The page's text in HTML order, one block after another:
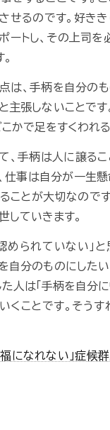
せるのです。好きき
ートし、その上司を
は、手柄を自分のも
と主張しないことで
かで足をすくわれる
、手柄は人に譲るこ
仕事は自分が一生懸
ことが大切なのです
していきます。
められていない」と
を自分のものにした
人は「手柄を自分
くことです。そうす
になれない」症候群